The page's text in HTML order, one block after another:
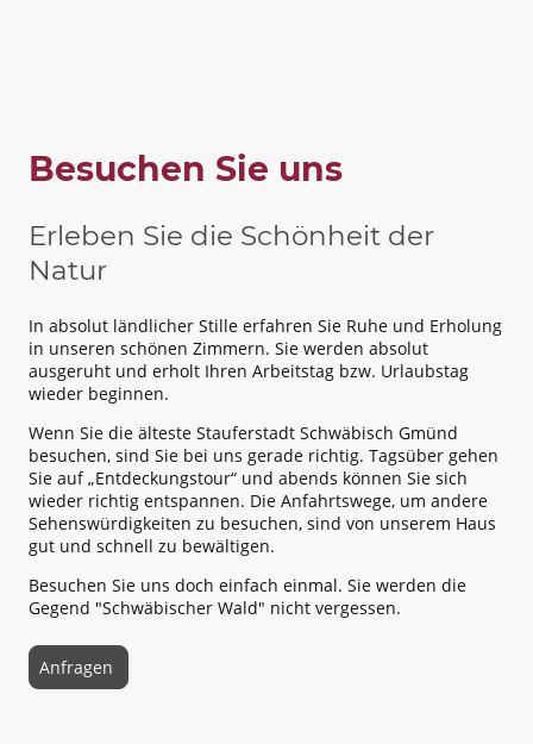
Besuchen Sie uns
Erleben Sie die Schönheit der
Natur
In absolut ländlicher Stille erfahren Sie Ruhe und Erholung
in unseren schönen Zimmern. Sie werden absolut
ausgeruht und erholt Ihren Arbeitstag bzw. Urlaubstag
wieder beginnen.
Wenn Sie die älteste Stauferstadt Schwäbisch Gmünd
besuchen, sind Sie bei uns gerade richtig. Tagsüber gehen
Sie auf „Entdeckungstour“ und abends können Sie sich
wieder richtig entspannen. Die Anfahrtswege, um andere
Sehenswürdigkeiten zu besuchen, sind von unserem Haus
gut und schnell zu bewältigen.
Besuchen Sie uns doch einfach einmal. Sie werden die
Gegend "Schwäbischer Wald" nicht vergessen.
Anfragen